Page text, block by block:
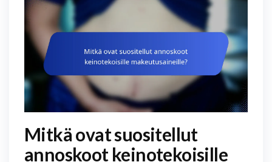
Mitkä ovat suositellut
annoskoot keinotekoisille